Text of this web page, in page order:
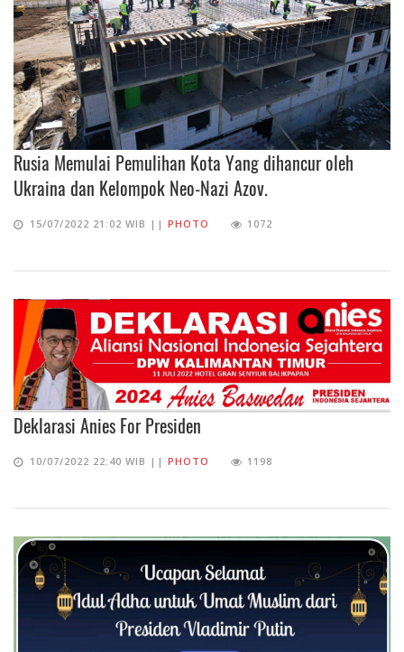
Rusia Memulai Pemulihan Kota Yang dihancur oleh
Ukraina dan Kelompok Neo-Nazi Azov.
15/07/2022 21:02 WIB || PHOTO 1072
Deklarasi Anies For Presiden
10/07/2022 22:40 WIB || PHOTO 1198